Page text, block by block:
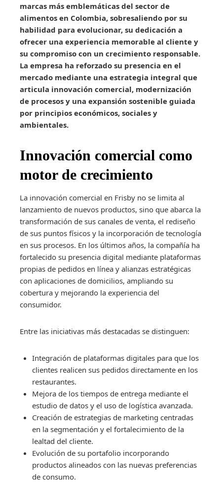
marcas más emblemáticas del sector de
alimentos en Colombia, sobresaliendo por su
habilidad para evolucionar, su dedicación a
ofrecer una experiencia memorable al cliente y
su compromiso con un crecimiento responsable.
La empresa ha reforzado su presencia en el
mercado mediante una estrategia integral que
articula innovación comercial, modernización
de procesos y una expansión sostenible guiada
por principios económicos, sociales y
ambientales.
Innovación comercial como
motor de crecimiento
La innovación comercial en Frisby no se limita al
lanzamiento de nuevos productos, sino que abarca la
transformación de sus canales de venta, el rediseño
de sus puntos físicos y la incorporación de tecnología
en sus procesos. En los últimos años, la compañía ha
fortalecido su presencia digital mediante plataformas
propias de pedidos en línea y alianzas estratégicas
con aplicaciones de domicilios, ampliando su
cobertura y mejorando la experiencia del
consumidor.
Entre las iniciativas más destacadas se distinguen:
Integración de plataformas digitales para que los
clientes realicen sus pedidos directamente en los
restaurantes.
Mejora de los tiempos de entrega mediante el
estudio de datos y el uso de logística avanzada.
Creación de estrategias de marketing centradas
en la segmentación y el fortalecimiento de la
lealtad del cliente.
Evolución de su portafolio incorporando
productos alineados con las nuevas preferencias
de consumo.